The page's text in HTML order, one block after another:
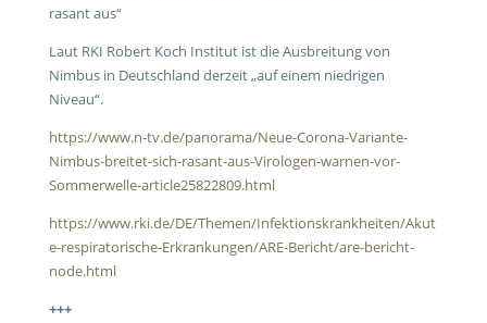
rasant aus“
Laut RKI Robert Koch Institut ist die Ausbreitung von
Nimbus in Deutschland derzeit „auf einem niedrigen
Niveau“.
https://www.n-tv.de/panorama/Neue-Corona-Variante-
Nimbus-breitet-sich-rasant-aus-Virologen-warnen-vor-
Sommerwelle-article25822809.html
https://www.rki.de/DE/Themen/Infektionskrankheiten/Akut
e-respiratorische-Erkrankungen/ARE-Bericht/are-bericht-
node.html
+++